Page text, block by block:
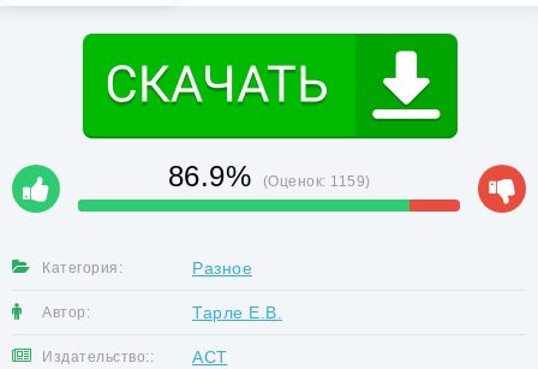
86.9% (Оценок: 1159)
Категория: Разное
Автор: Тарле Е.В.
Издательство:: АСТ